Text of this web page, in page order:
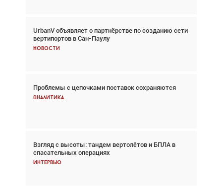
UrbanV объявляет о партнёрстве по созданию сети
вертипортов в Сан-Паулу
Новости
Проблемы с цепочками поставок сохраняются
Аналитика
Взгляд с высоты: тандем вертолётов и БПЛА в
спасательных операциях
Интервью
Авиационный фотограф Дэйв Кох: «Фотография
говорит сама за себя... а ИИ всё портит»
Новости
Впервые с 2024 года глобальный трафик
снижается три недели подряд
Частный самолёт – это актив. Подходите к
покупке соответствующим образом
Интервью